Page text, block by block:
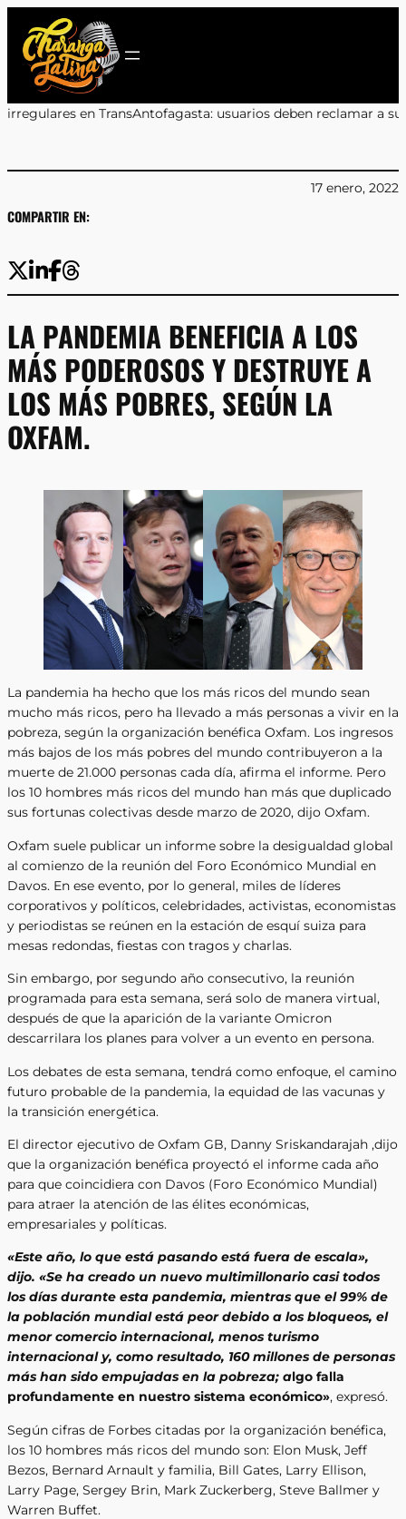
contenido
usuarios deben reclamar a sus bancos• Marcos
COMPARTIR EN:
17 enero, 2022
LA PANDEMIA BENEFICIA A LOS
MÁS PODEROSOS Y DESTRUYE A
LOS MÁS POBRES, SEGÚN LA
OXFAM.
La pandemia ha hecho que los más ricos del mundo sean
mucho más ricos, pero ha llevado a más personas a vivir en la
pobreza, según la organización benéfica Oxfam. Los ingresos
más bajos de los más pobres del mundo contribuyeron a la
muerte de 21.000 personas cada día, afirma el informe. Pero
los 10 hombres más ricos del mundo han más que duplicado
sus fortunas colectivas desde marzo de 2020, dijo Oxfam.
Oxfam suele publicar un informe sobre la desigualdad global
al comienzo de la reunión del Foro Económico Mundial en
Davos. En ese evento, por lo general, miles de líderes
corporativos y políticos, celebridades, activistas, economistas
y periodistas se reúnen en la estación de esquí suiza para
mesas redondas, fiestas con tragos y charlas.
Sin embargo, por segundo año consecutivo, la reunión
programada para esta semana, será solo de manera virtual,
después de que la aparición de la variante Omicron
descarrilara los planes para volver a un evento en persona.
Los debates de esta semana, tendrá como enfoque, el camino
futuro probable de la pandemia, la equidad de las vacunas y
la transición energética.
El director ejecutivo de Oxfam GB, Danny Sriskandarajah ,dijo
que la organización benéfica proyectó el informe cada año
para que coincidiera con Davos (Foro Económico Mundial)
para atraer la atención de las élites económicas,
empresariales y políticas.
«Este año, lo que está pasando está fuera de escala»,
dijo. «Se ha creado un nuevo multimillonario casi todos
los días durante esta pandemia, mientras que el 99% de
la población mundial está peor debido a los bloqueos, el
menor comercio internacional, menos turismo
internacional y, como resultado, 160 millones de personas
más han sido empujadas en la pobreza; algo falla
profundamente en nuestro sistema económico», expresó.
Según cifras de Forbes citadas por la organización benéfica,
los 10 hombres más ricos del mundo son: Elon Musk, Jeff
Bezos, Bernard Arnault y familia, Bill Gates, Larry Ellison,
Larry Page, Sergey Brin, Mark Zuckerberg, Steve Ballmer y
Warren Buffet.